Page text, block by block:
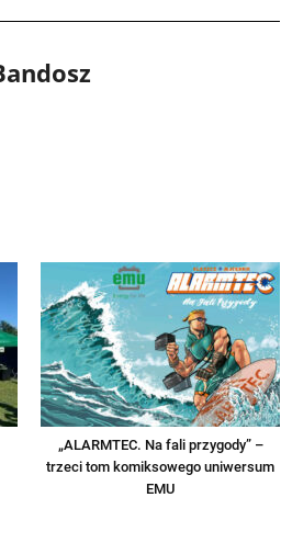
„ALARMTEC. Na fali przygody” –
trzeci tom komiksowego uniwersum
EMU